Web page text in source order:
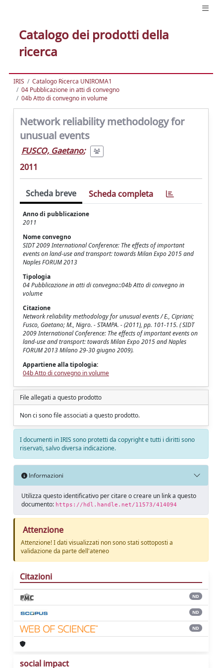
Catalogo dei prodotti della
ricerca
IRIS
Catalogo Ricerca UNIROMA1
04 Pubblicazione in atti di convegno
04b Atto di convegno in volume
Network reliability methodology for
unusual events
FUSCO, Gaetano;
2011
Scheda breve Scheda completa
Anno di pubblicazione
2011
Nome convegno
SIDT 2009 International Conference: The effects of important
events on land-use and transport: towards Milan Expo 2015 and
Naples FORUM 2013
Tipologia
04 Pubblicazione in atti di convegno::04b Atto di convegno in
volume
Citazione
Network reliability methodology for unusual events / E., Cipriani;
Fusco, Gaetano; M., Nigro. - STAMPA. - (2011), pp. 101-115. ( SIDT
2009 International Conference: The effects of important events on
land-use and transport: towards Milan Expo 2015 and Naples
FORUM 2013 Milano 29-30 giugno 2009).
Appartiene alla tipologia:
04b Atto di convegno in volume
File allegati a questo prodotto
Non ci sono file associati a questo prodotto.
I documenti in IRIS sono protetti da copyright e tutti i diritti sono
riservati, salvo diversa indicazione.
Informazioni
Utilizza questo identificativo per citare o creare un link a questo
documento: https://hdl.handle.net/11573/414094
Attenzione
Attenzione! I dati visualizzati non sono stati sottoposti a
validazione da parte dell'ateneo
Citazioni
ND
ND
ND
social impact